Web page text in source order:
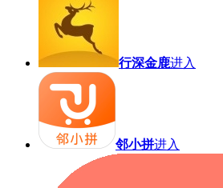
行深金鹿进入
邻小拼进入